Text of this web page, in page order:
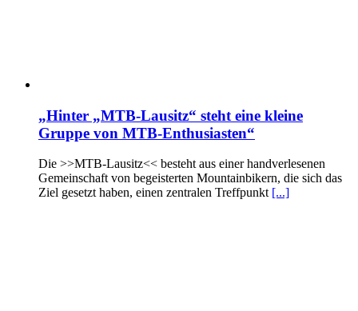
„Hinter „MTB-Lausitz“ steht eine kleine
Gruppe von MTB-Enthusiasten“
Die >>MTB-Lausitz<< besteht aus einer handverlesenen
Gemeinschaft von begeisterten Mountainbikern, die sich das
Ziel gesetzt haben, einen zentralen Treffpunkt [...]